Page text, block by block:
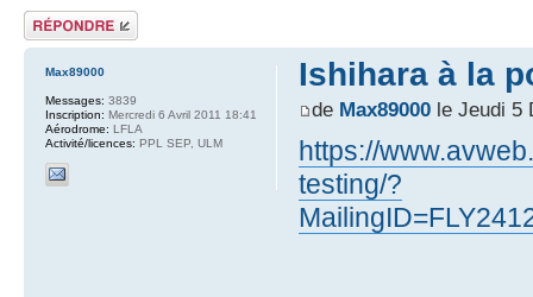
Répondre
Ishihara à la
de Max89000le Jeudi 5
https://
testing/?
Max89000
Messages: 3839
Inscription: Mercredi 6 Avril 2011 18:41
Aérodrome: LFLA
Activité/licences: PPL SEP, ULM